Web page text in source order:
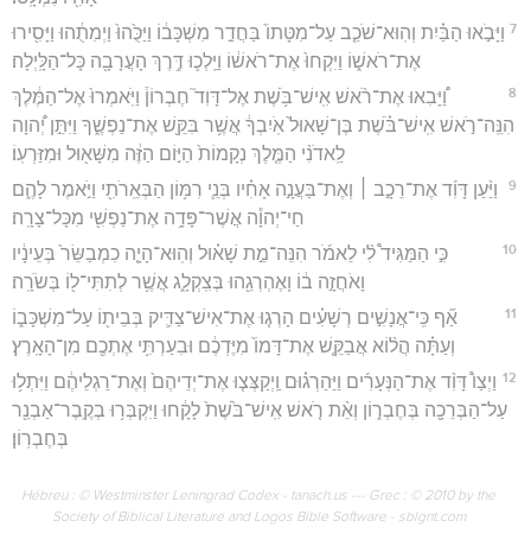
7 וַיָּבֹ֣אוּ הַבַּ֗יִת וְהֽוּא־שֹׁכֵ֤ב עַל־מִטָּתוֹ֙ בַּחֲדַ֣ר מִשְׁכָּב֔וֹ וַיַּכֻּ֙הוּ֙ וַיְמִתֻ֔הוּ וַיָּסִ֖ירוּ
אֶת־רֹאשׁ֑וֹ וַיִּקְחוּ֙ אֶת־רֹאשׁ֔וֹ וַיֵּֽלְכ֛וּ דֶּ֥רֶךְ הָעֲרָבָ֖ה כָּל־הַלָּֽיְלָה׃
8
וַ֠יָּבִאוּ אֶת־רֹ֨אשׁ אִֽישׁ־בֹּ֥שֶׁת אֶל־דָּוִד֮ חֶבְרוֹן֒ וַיֹּֽאמְרוּ֙ אֶל־הַמֶּ֔לֶךְ
הִנֵּֽה־רֹ֣אשׁ אִֽישׁ־בֹּ֗שֶׁת בֶּן־שָׁאוּל֙ אֹֽיִבְךָ֔ אֲשֶׁ֥ר בִּקֵּ֖שׁ אֶת־נַפְשֶׁ֑ךָ וַיִּתֵּ֣ן יְ֠הוָה
לַֽאדֹנִ֨י הַמֶּ֤לֶךְ נְקָמוֹת֙ הַיּ֣וֹם הַזֶּ֔ה מִשָּׁא֖וּל וּמִזַּרְעֽוֹ׃
9
וַיַּ֨עַן דָּוִ֜ד אֶת־רֵכָ֣ב ׀ וְאֶת־בַּעֲנָ֣ה אָחִ֗יו בְּנֵ֛י רִמּ֥וֹן הַבְּאֵֽרֹתִ֖י וַיֹּ֣אמֶר לָהֶ֑ם
חַי־יְהוָ֕ה אֲשֶׁר־פָּדָ֥ה אֶת־נַפְשִׁ֖י מִכָּל־צָרָֽה׃
10
כִּ֣י הַמַּגִּיד֩ לִ֨י לֵאמֹ֜ר הִנֵּה־מֵ֣ת שָׁא֗וּל וְהֽוּא־הָיָ֤ה כִמְבַשֵּׂר֙ בְּעֵינָ֔יו
וָאֹחֲזָ֣ה ב֔וֹ וָאֶהְרְגֵ֖הוּ בְּצִֽקְלָ֑ג אֲשֶׁ֥ר לְתִתִּי־ל֖וֹ בְּשֹׂרָֽה׃
11
אַ֞ף כִּֽי־אֲנָשִׁ֣ים רְשָׁעִ֗ים הָרְג֧וּ אֶת־אִישׁ־צַדִּ֛יק בְּבֵית֖וֹ עַל־מִשְׁכָּב֑וֹ
וְעַתָּ֗ה הֲל֨וֹא אֲבַקֵּ֤שׁ אֶת־דָּמוֹ֙ מִיֶּדְכֶ֔ם וּבִעַרְתִּ֥י אֶתְכֶ֖ם מִן־הָאָֽרֶץ׃
12 וַיְצַו֩ דָּוִ֨ד אֶת־הַנְּעָרִ֜ים וַיַּהַרְג֗וּם וַֽיְקַצְּצ֤וּ אֶת־יְדֵיהֶם֙ וְאֶת־רַגְלֵיהֶ֔ם וַיִּתְל֥וּ
עַל־הַבְּרֵכָ֖ה בְּחֶבְר֑וֹן וְאֵ֨ת רֹ֤אשׁ אִֽישׁ־בֹּ֙שֶׁת֙ לָקָ֔חוּ וַיִּקְבְּר֥וּ בְקֶֽבֶר־אַבְנֵ֖ר
בְּחֶבְרֽוֹן׃
Hébreu : © Westminster Leningrad Codex - tanach.us --- Grec : © 2010 by the
Society of Biblical Literature and Logos Bible Software - sblgnt.com